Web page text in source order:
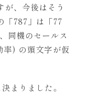
が、今後はそう
「787」は「77
同機のセールス
) の頭文字が仮
まりました。